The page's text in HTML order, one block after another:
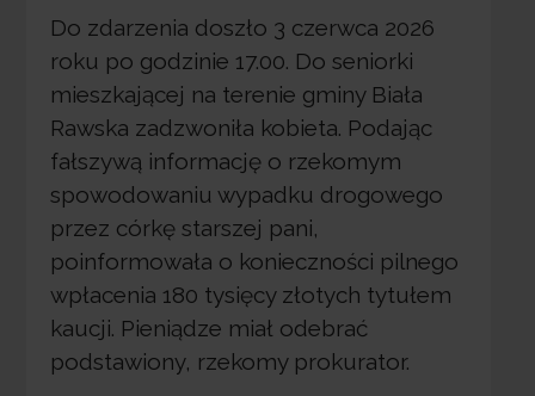
Do zdarzenia doszło 3 czerwca 2026
roku po godzinie 17.00. Do seniorki
mieszkającej na terenie gminy Biała
Rawska zadzwoniła kobieta. Podając
fałszywą informację o rzekomym
spowodowaniu wypadku drogowego
przez córkę starszej pani,
poinformowała o konieczności pilnego
wpłacenia 180 tysięcy złotych tytułem
kaucji. Pieniądze miał odebrać
podstawiony, rzekomy prokurator.